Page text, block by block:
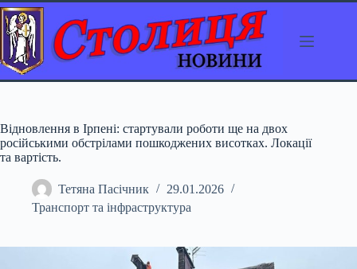
Перейти
до
вмісту
Відновлення в Ірпені: стартували роботи ще на двох
російськими обстрілами пошкоджених висотках. Локації
та вартість.
Тетяна Пасічник
29.01.2026
Транспорт та інфраструктура